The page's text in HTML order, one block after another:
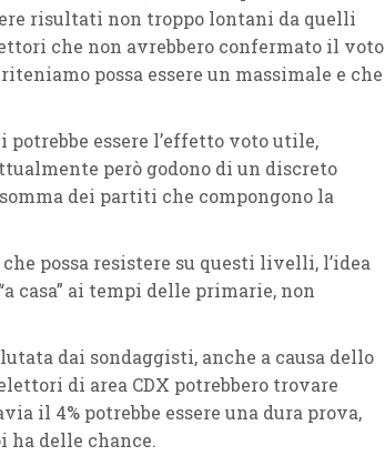
risultati non troppo lontani da quelli
che non avrebbero confermato il voto
possa essere un massimale e che
essere l’effetto voto utile,
però godono di un discreto
dei partiti che compongono la
possa resistere su questi livelli, l’idea
casa” ai tempi delle primarie, non
dai sondaggisti, anche a causa dello
di area CDX potrebbero trovare
il 4% potrebbe essere una dura prova,
ha delle chance.